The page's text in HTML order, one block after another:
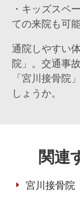
・キッズスペ
ての来院も可
通院しやすい
院」。交通事
「宮川接骨院
しょうか。
関連
宮川接骨